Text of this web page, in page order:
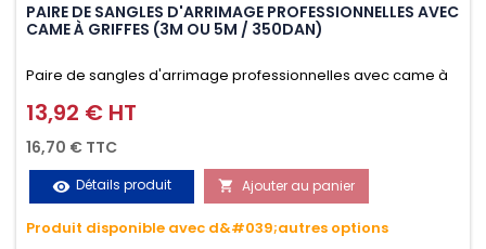
PAIRE DE SANGLES D'ARRIMAGE PROFESSIONNELLES AVEC
CAME À GRIFFES (3M OU 5M / 350DAN)
Paire de sangles d'arrimage professionnelles avec came à
griffes (3M ou 5M / 350daN), simple et rapide d'utilisation.
Permet d'arrimer et de sécuriser vos chargements pendant
le transport. Matière polyester très résistante aux UV et aux
variations de températures, n'absorbe pas l'eau.
Prix
13,92 € HT
16,70 € TTC
visibility Détails produit  Ajouter au panier
Produit disponible avec d&#039;autres options